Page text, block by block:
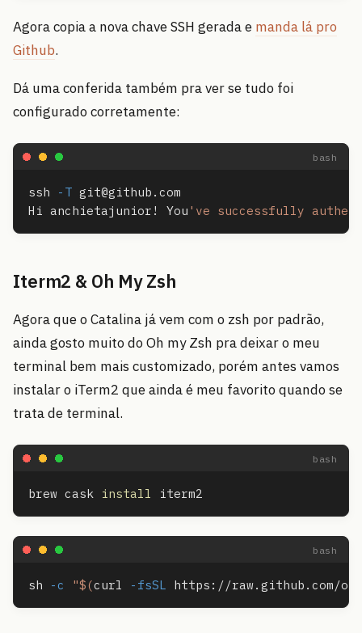
Agora copia a nova chave SSH gerada e manda lá pro
Github.
Dá uma conferida também pra ver se tudo foi
configurado corretamente:
ssh -T git@github.com
Hi anchietajunior! You
Iterm2 & Oh My Zsh
Agora que o Catalina já vem com o zsh por padrão,
ainda gosto muito do Oh my Zsh pra deixar o meu
terminal bem mais customizado, porém antes vamos
instalar o iTerm2 que ainda é meu favorito quando se
trata de terminal.
brew cask install
sh -c "$(curl -fsSL https://raw.github.com/